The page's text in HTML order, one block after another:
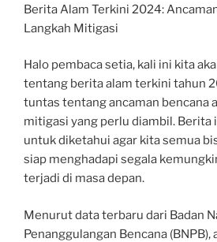
Berita Alam Terkini 2024:
Langkah Mitigasi
Halo pembaca setia, kali ini kita
tentang berita alam terkini tahun
tuntas tentang ancaman bencana
mitigasi yang perlu diambil. Berita
untuk diketahui agar kita semua
siap menghadapi segala
terjadi di masa depan.
Menurut data terbaru dari Badan
Penanggulangan Bencana (BNPB),